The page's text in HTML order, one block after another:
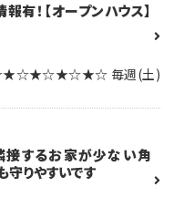
有！【オープンハウス】
毎週(土)
するお家が少ない角
守りやすいです